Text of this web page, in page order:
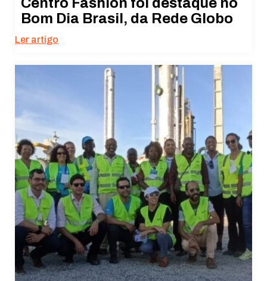
Bom Dia Brasil, da Rede Globo
Ler artigo